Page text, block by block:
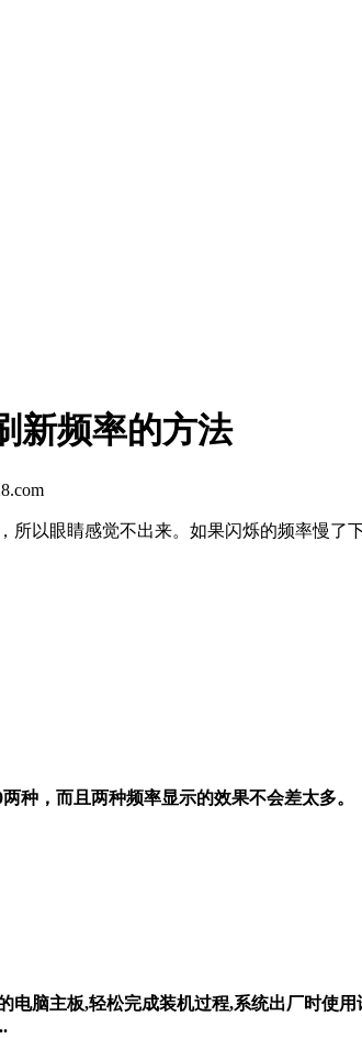
新频率的方法
以眼睛感觉不出来。如果闪烁的频率慢了
，而且两种频率显示的效果不会差太多。
电脑主板,轻松完成装机过程,系统出厂时使